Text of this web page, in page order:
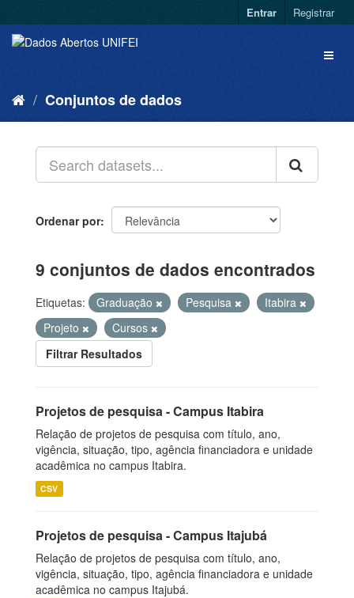
Entrar Registrar
Conjuntos de dados
Ordenar por
9 conjuntos de dados encontrados
Etiquetas: Graduação Pesquisa
Itabira
Projeto
Cursos
Filtrar Resultados
Projetos de pesquisa - Campus Itabira
Relação de projetos de pesquisa com título, ano,
vigência, situação, tipo, agência financiadora e unidade
acadêmica no campus Itabira.
CSV
Projetos de pesquisa - Campus Itajubá
Relação de projetos de pesquisa com título, ano,
vigência, situação, tipo, agência financiadora e unidade
acadêmica no campus Itajubá.